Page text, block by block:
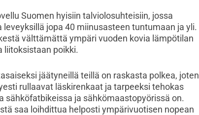
Suomen hyisiin talviolosuhteisiin, jossa
jopa 40 miinusasteen tuntumaan ja yli.
välttämättä ympäri vuoden kovia lämpötilan
liitoksistaan poikki.
jäätyneillä teillä on raskasta polkea, joten
rullaavat läskirenkaat ja tarpeeksi tehokas
sähköfatbikeissa ja sähkömaastopyörissä on.
saa loihdittua helposti ympärivuotisen nopean